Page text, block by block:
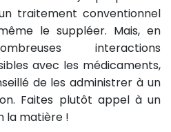
traitement conventionnel
le suppléer. Mais, en
interactions
avec les médicaments,
de les administrer à un
Faites plutôt appel à un
la matière !